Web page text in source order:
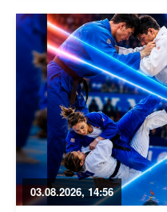
03.08.2026, 14:56